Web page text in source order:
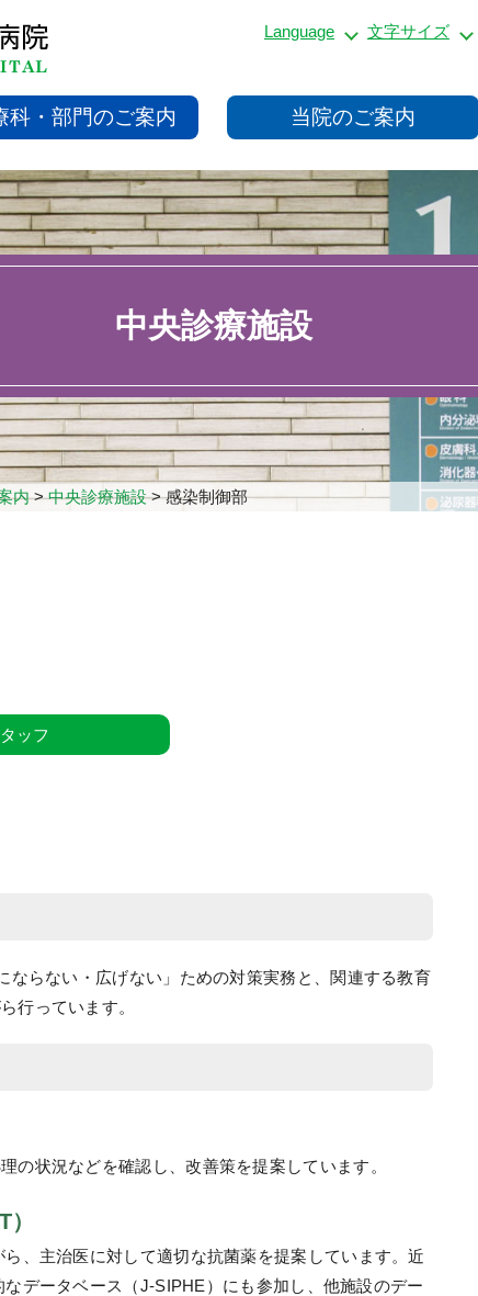
Language 文字サイズ
科・部門のご案内 当院のご案内
中央診療施設
内>中央診療施設>感染制御部
ッフ
ならない・広げない」ための対策実務と、関連する教育
行っています。
の状況などを確認し、改善策を提案しています。
、主治医に対して適切な抗菌薬を提案しています。近
データベース（J-SIPHE）にも参加し、他施設のデー